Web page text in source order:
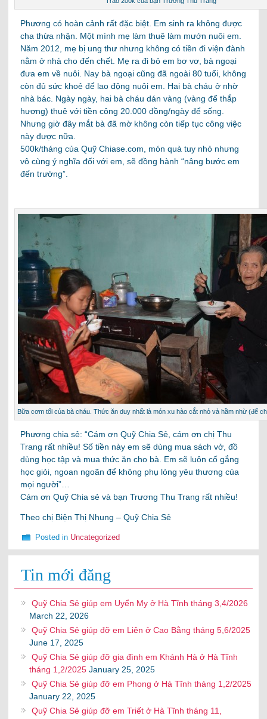
Phương có hoàn cảnh rất đặc biệt. Em sinh ra không được
cha thừa nhận. Một mình mẹ làm thuê làm mướn nuôi em.
Năm 2012, mẹ bị ung thư nhưng không có tiền đi viện đành
nằm ở nhà cho đến chết. Mẹ ra đi bỏ em bơ vơ, bà ngoại
đưa em về nuôi. Nay bà ngoại cũng đã ngoài 80 tuổi, không
còn đủ sức khoẻ để lao động nuôi em. Hai bà cháu ở nhờ
nhà bác. Ngày ngày, hai bà cháu dán vàng (vàng để thắp
hương) thuê với tiền công 20.000 đồng/ngày để sống.
Nhưng giờ đây mắt bà đã mờ không còn tiếp tục công việc
này được nữa.
500k/tháng của Quỹ Chiase.com, món quà tuy nhỏ nhưng
vô cùng ý nghĩa đối với em, sẽ đồng hành “nâng bước em
đến trường”.
Bữa cơm tối của bà cháu. Thức ăn duy nhất là món xu hào cắt nhỏ và hầm nhừ (để
Phương chia sẻ: “Cám ơn Quỹ Chia Sẻ, cám ơn chị Thu
Trang rất nhiều! Số tiền này em sẽ dùng mua sách vở, đồ
dùng học tập và mua thức ăn cho bà. Em sẽ luôn cố gắng
học giỏi, ngoan ngoãn để không phụ lòng yêu thương của
mọi người”…
Cám ơn Quỹ Chia sẻ và bạn Trương Thu Trang rất nhiều!
Theo chị Biện Thị Nhung – Quỹ Chia Sẻ
Posted in Uncategorized
Tin mới đăng
Quỹ Chia Sẻ giúp em Uyển My ở Hà Tĩnh tháng 3,4/2026
March 22, 2026
Quỹ Chia Sẻ giúp đỡ em Liên ở Cao Bằng tháng 5,6/2025
June 17, 2025
Quỹ Chia Sẻ giúp đỡ gia đình em Khánh Hà ở Hà Tĩnh
tháng 1,2/2025 January 25, 2025
Quỹ Chia Sẻ giúp đỡ em Phong ở Hà Tĩnh tháng 1,2/2025
January 22, 2025
Quỹ Chia Sẻ giúp đỡ em Triết ở Hà Tĩnh tháng 11,